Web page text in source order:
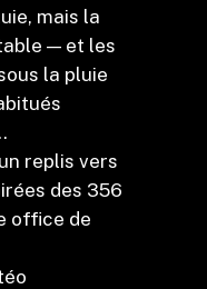
mais la
— et les
la pluie
replis vers
des 356
office de